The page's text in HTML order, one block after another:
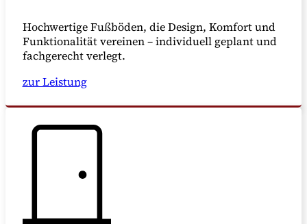
Hochwertige Fußböden, die Design, Komfort und
Funktionalität vereinen – individuell geplant und
fachgerecht verlegt.
zur Leistung